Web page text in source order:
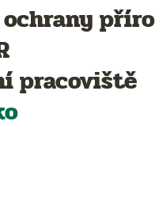
pracoviště